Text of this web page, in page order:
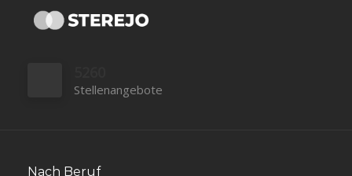
Stellenangebote
Nach Beruf